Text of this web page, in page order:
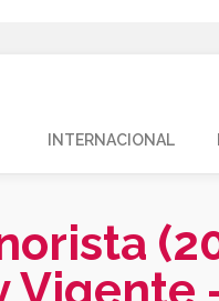
INTERNACIONAL